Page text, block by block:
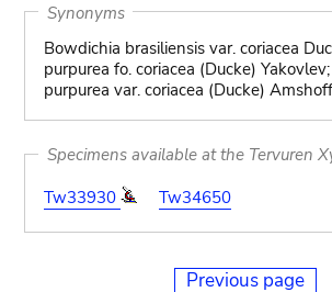
Synonyms
Bowdichia brasiliensis var. coriacea
purpurea fo. coriacea (Ducke)
purpurea var. coriacea (Ducke)
Specimens available at the Tervuren
Tw33930
Tw34650
Previous page